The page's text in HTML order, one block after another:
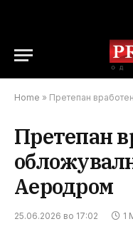
Home » Претепан
Претепан
Аеродром
25.06.2026 во 17:02 1